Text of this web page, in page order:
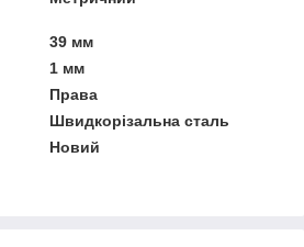
39 мм
1 мм
Права
Швидкорізальна сталь
Новий